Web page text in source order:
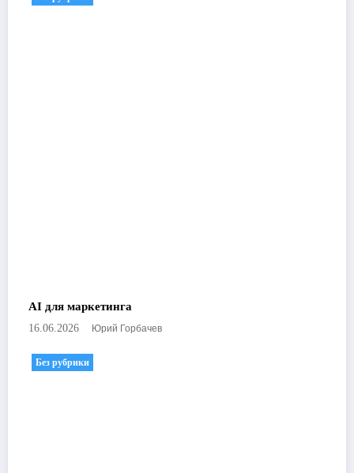
AI для маркетинга
16.06.2026 Юрий Горбачев
Без рубрики